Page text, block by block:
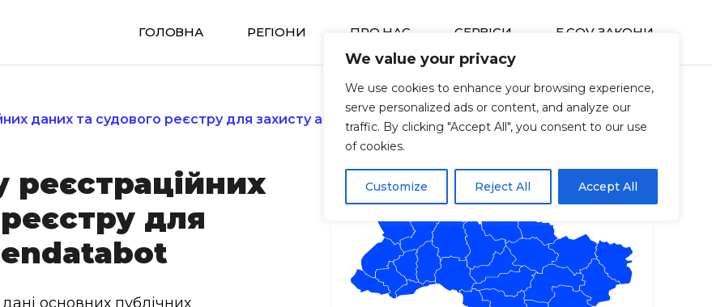
We value your privacy
We use cookies to enhance your browsing experience,
serve personalized ads or content, and analyze our
traffic. By clicking "Accept All", you consent to our use
of cookies.
Customize Reject All Accept All
ГОЛОВНА РЕГIОНИ ПРО НАС СЕРВIСИ E GOV ЗАКОНИ
даних та судового реєстру для захисту активів Opendatabot
реєстраційних
для
основних публічних